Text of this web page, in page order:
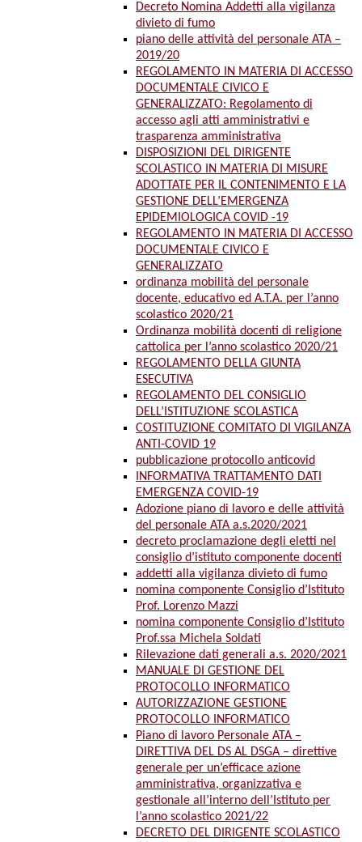
Decreto Nomina Addetti alla vigilanza
divieto di fumo
piano delle attività del personale ATA –
2019/20
REGOLAMENTO IN MATERIA DI ACCESSO
DOCUMENTALE CIVICO E
GENERALIZZATO: Regolamento di
accesso agli atti amministrativi e
trasparenza amministrativa
DISPOSIZIONI DEL DIRIGENTE
SCOLASTICO IN MATERIA DI MISURE
ADOTTATE PER IL CONTENIMENTO E LA
GESTIONE DELL’EMERGENZA
EPIDEMIOLOGICA COVID -19
REGOLAMENTO IN MATERIA DI ACCESSO
DOCUMENTALE CIVICO E
GENERALIZZATO
ordinanza mobilità del personale
docente, educativo ed A.T.A. per l’anno
scolastico 2020/21
Ordinanza mobilità docenti di religione
cattolica per l’anno scolastico 2020/21
REGOLAMENTO DELLA GIUNTA
ESECUTIVA
REGOLAMENTO DEL CONSIGLIO
DELL’ISTITUZIONE SCOLASTICA
COSTITUZIONE COMITATO DI VIGILANZA
ANTI-COVID 19
pubblicazione protocollo anticovid
INFORMATIVA TRATTAMENTO DATI
EMERGENZA COVID-19
Adozione piano di lavoro e delle attività
del personale ATA a.s.2020/2021
decreto proclamazione degli eletti nel
consiglio d’istituto componente docenti
addetti alla vigilanza divieto di fumo
nomina componente Consiglio d’Istituto
Prof. Lorenzo Mazzi
nomina componente Consiglio d’Istituto
Prof.ssa Michela Soldati
Rilevazione dati generali a.s. 2020/2021
MANUALE DI GESTIONE DEL
PROTOCOLLO INFORMATICO
AUTORIZZAZIONE GESTIONE
PROTOCOLLO INFORMATICO
Piano di lavoro Personale ATA –
DIRETTIVA DEL DS AL DSGA – direttive
generale per un’efficace azione
amministrativa, organizzativa e
gestionale all’interno dell’Istituto per
l’anno scolastico 2021/22
DECRETO DEL DIRIGENTE SCOLASTICO